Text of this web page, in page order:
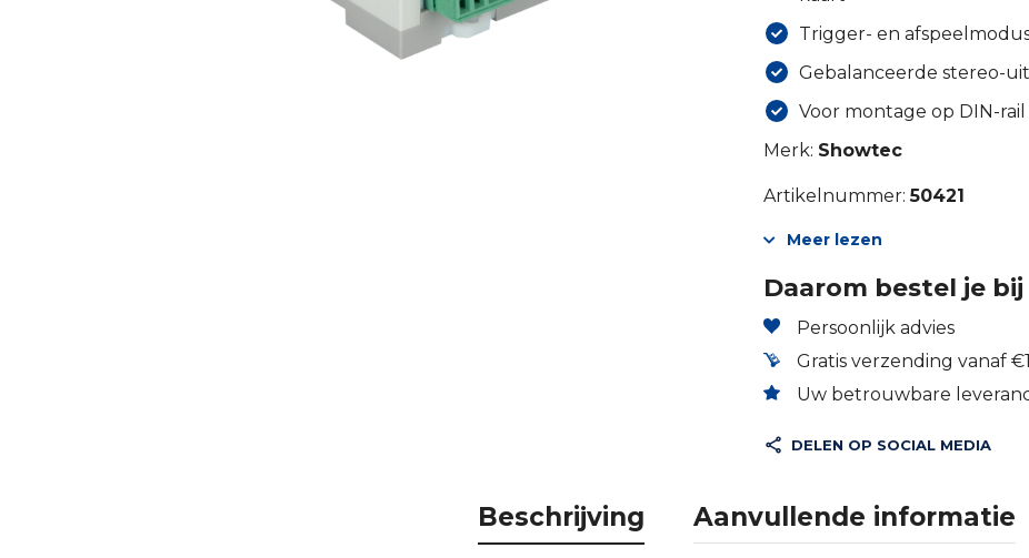
Trigger- en
Gebalanceerde stereo-
Voor montage op DIN-rail
Merk: Showtec
Artikelnummer:50421
Meer lezen
Daarom bestel je
Persoonlijk advies
Gratis verzending vanaf
Uw betrouwbare
DELEN OP SOCIAL MEDIA
Beschrijving Aanvullende informatie